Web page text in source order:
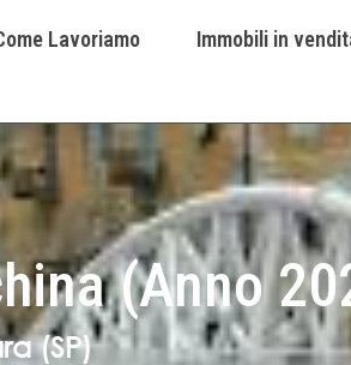
Lavoriamo Immobili in
(Anno
(SP)